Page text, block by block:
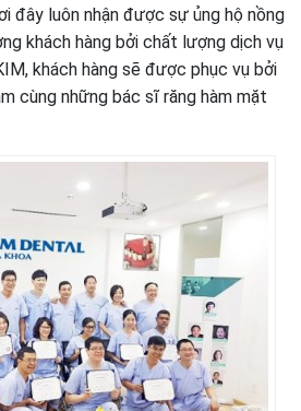
đây luôn nhận được sự ủng hộ nồng
khách hàng bởi chất lượng dịch vụ
khách hàng sẽ được phục vụ bởi
cùng những bác sĩ răng hàm mặt